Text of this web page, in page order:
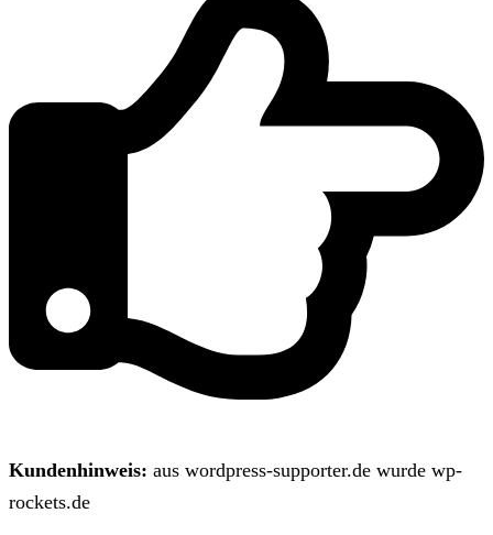
Kundenhinweis: aus wordpress-supporter.de wurde wp-
rockets.de